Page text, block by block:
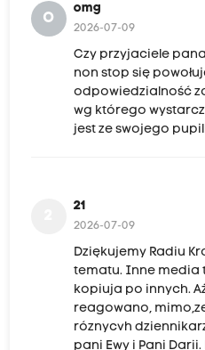
O
omg
2026-07-09
Czy przyjaciele
non stop się
odpowiedzialność
wg którego
jest ze swojego
21
2026-07-09
Dziękujemy Radiu
tematu. Inne media
kopiuja po innych.
reagowano,
róznycvh
pani Ewy i Pani